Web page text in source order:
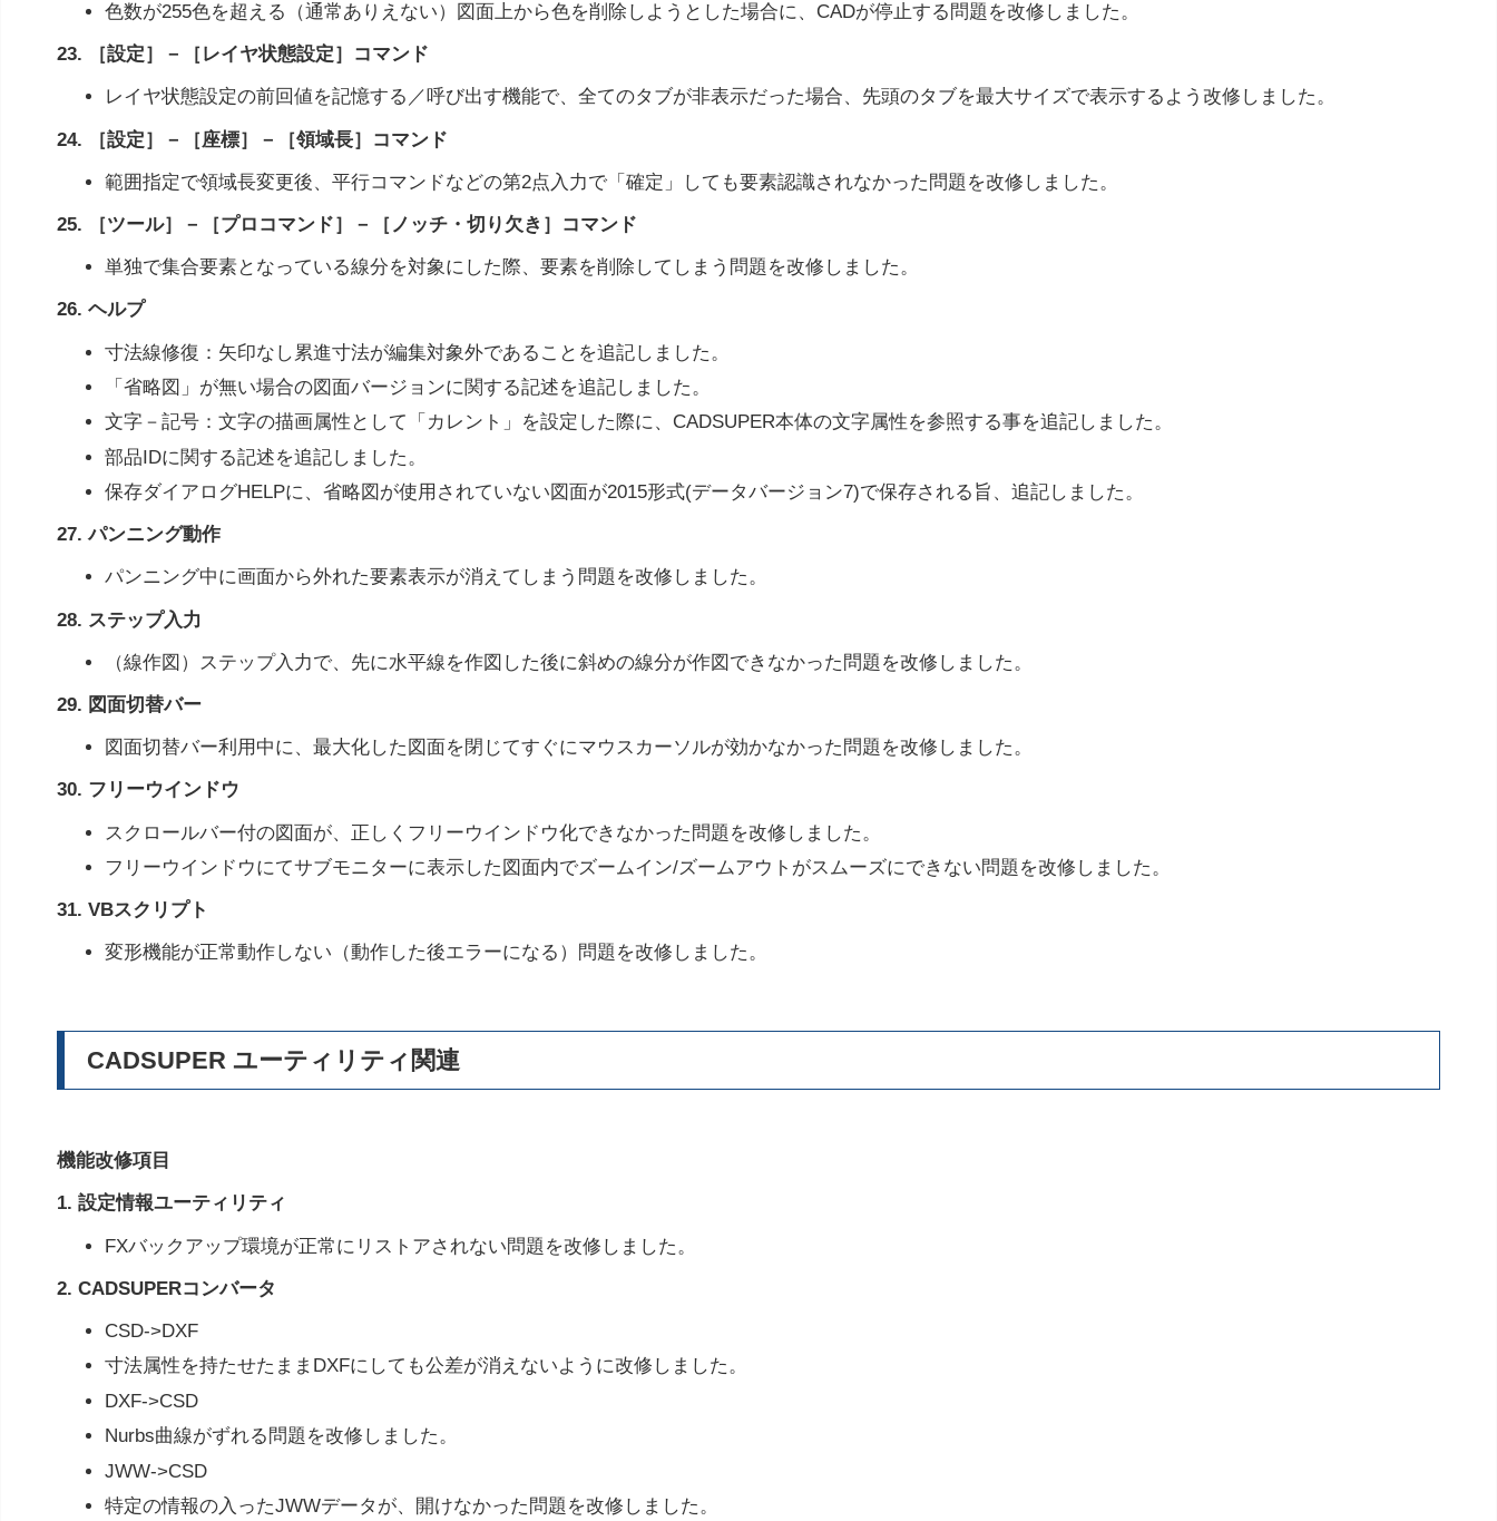
色数が255色を超える（通常ありえない）図面上から色を削除しようとした場合に、CADが停止する問題を改修しました。
23. ［設定］－［レイヤ状態設定］コマンド
レイヤ状態設定の前回値を記憶する／呼び出す機能で、全てのタブが非表示だった場合、先頭のタブを最大サイズで表示するよう改修しました。
24. ［設定］－［座標］－［領域長］コマンド
範囲指定で領域長変更後、平行コマンドなどの第2点入力で「確定」しても要素認識されなかった問題を改修しました。
25. ［ツール］－［プロコマンド］－［ノッチ・切り欠き］コマンド
単独で集合要素となっている線分を対象にした際、要素を削除してしまう問題を改修しました。
26. ヘルプ
寸法線修復：矢印なし累進寸法が編集対象外であることを追記しました。
「省略図」が無い場合の図面バージョンに関する記述を追記しました。
文字－記号：文字の描画属性として「カレント」を設定した際に、CADSUPER本体の文字属性を参照する事を追記しました。
部品IDに関する記述を追記しました。
保存ダイアログHELPに、省略図が使用されていない図面が2015形式(データバージョン7)で保存される旨、追記しました。
27. パンニング動作
パンニング中に画面から外れた要素表示が消えてしまう問題を改修しました。
28. ステップ入力
（線作図）ステップ入力で、先に水平線を作図した後に斜めの線分が作図できなかった問題を改修しました。
29. 図面切替バー
図面切替バー利用中に、最大化した図面を閉じてすぐにマウスカーソルが効かなかった問題を改修しました。
30. フリーウインドウ
スクロールバー付の図面が、正しくフリーウインドウ化できなかった問題を改修しました。
フリーウインドウにてサブモニターに表示した図面内でズームイン/ズームアウトがスムーズにできない問題を改修しました。
31. VBスクリプト
変形機能が正常動作しない（動作した後エラーになる）問題を改修しました。
CADSUPER ユーティリティ関連
機能改修項目
1. 設定情報ユーティリティ
FXバックアップ環境が正常にリストアされない問題を改修しました。
2. CADSUPERコンバータ
CSD->DXF
寸法属性を持たせたままDXFにしても公差が消えないように改修しました。
DXF->CSD
Nurbs曲線がずれる問題を改修しました。
JWW->CSD
特定の情報の入ったJWWデータが、開けなかった問題を改修しました。